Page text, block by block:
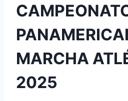
MARCHA
2025